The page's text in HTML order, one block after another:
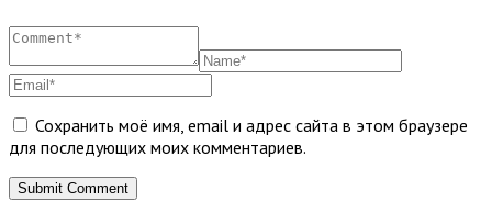
Сохранить моё имя, email и адрес сайта в этом браузере
для последующих моих комментариев.